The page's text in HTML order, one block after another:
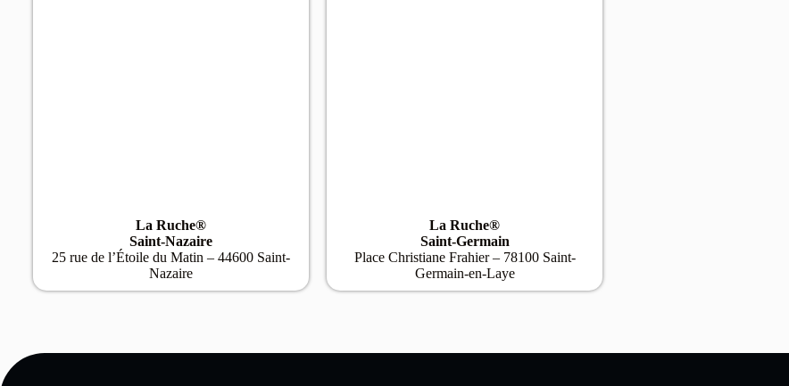
La Ruche®
Saint-Nazaire
25 rue de l’Étoile du Matin – 44600 Saint-
Nazaire
La Ruche®
Saint-Germain
Place Christiane Frahier – 78100 Saint-
Germain-en-Laye